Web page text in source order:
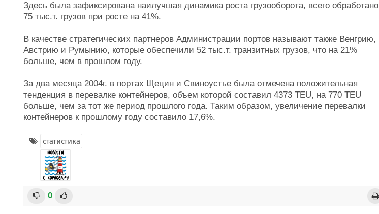
Здесь была зафиксирована наилучшая динамика роста грузооборота, всего обработано
75 тыс.т. грузов при росте на 41%.
В качестве стратегических партнеров Администрации портов называют также Венгрию,
Австрию и Румынию, которые обеспечили 52 тыс.т. транзитных грузов, что на 21%
больше, чем в прошлом году.
За два месяца 2004г. в портах Щецин и Свиноустье была отмечена положительная
тенденция в перевалке контейнеров, объем которой составил 4373 TEU, на 770 TEU
больше, чем за тот же период прошлого года. Таким образом, увеличение перевалки
контейнеров к прошлому году составило 17,6%.
статистика
0